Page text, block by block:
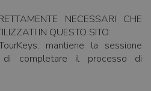
NECESSARI CHE
IN QUESTO SITO:
mantiene la sessione
completare il processo di